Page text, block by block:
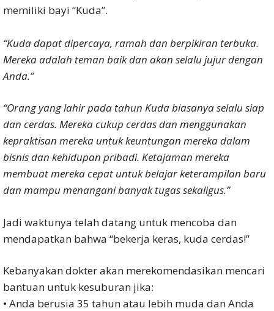
memiliki bayi “Kuda”.
“Kuda dapat dipercaya, ramah dan berpikiran terbuka.
Mereka adalah teman baik dan akan selalu jujur ​​dengan
Anda.”
“Orang yang lahir pada tahun Kuda biasanya selalu siap
dan cerdas. Mereka cukup cerdas dan menggunakan
kepraktisan mereka untuk keuntungan mereka dalam
bisnis dan kehidupan pribadi. Ketajaman mereka
membuat mereka cepat untuk belajar keterampilan baru
dan mampu menangani banyak tugas sekaligus.”
Jadi waktunya telah datang untuk mencoba dan
mendapatkan bahwa “bekerja keras, kuda cerdas!”
Kebanyakan dokter akan merekomendasikan mencari
bantuan untuk kesuburan jika:
• Anda berusia 35 tahun atau lebih muda dan Anda